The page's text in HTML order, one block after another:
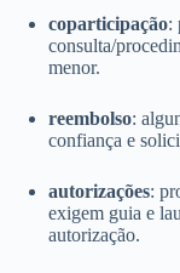
coparticipação:
consulta/
menor.
reembolso:
confiança e
autorizações:
exigem guia e
autorização.